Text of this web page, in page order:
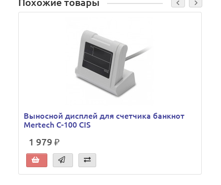
Похожие товары
Выносной дисплей для счетчика банкнот
Mertech C-100 CIS
1 979 ₽